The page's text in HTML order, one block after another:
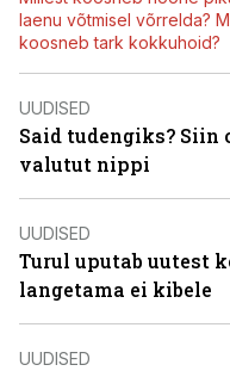
laenu võtmisel võrrelda?
koosneb tark kokkuhoid?
UUDISED
Said tudengiks? Siin
valutut nippi
UUDISED
Turul uputab uutest
langetama ei kibele
UUDISED